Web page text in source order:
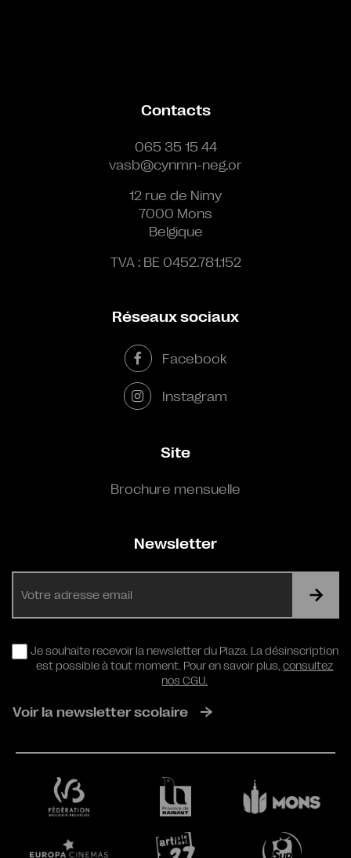
Contacts
065 35 15 44
vasb@cynmn-neg.or
12 rue de Nimy
7000 Mons
Belgique
TVA : BE 0452.781.152
Réseaux sociaux
Facebook
Instagram
Site
Brochure mensuelle
Newsletter
RGPD
Je souhaite recevoir la newsletter du Plaza. La désinscription
est possible à tout moment. Pour en savoir plus,consultez
nos CGU.
Voir la newsletter scolaire